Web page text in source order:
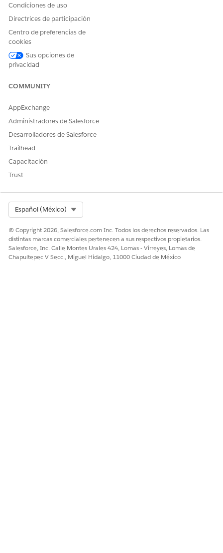
SeleccioneFSC/ManageBeneficiaries
Haga clic enNueva versión
Haga clic en
Activar versión
¡Háganos saber cómo podemos mejorar!
Condiciones de uso
Directrices de participación
Centro de preferencias de
cookies
Sus opciones de
privacidad
COMMUNITY
AppExchange
Administradores de Salesforce
Desarrolladores de Salesforce
Trailhead
Capacitación
Trust
Español (México)
© Copyright 2026, Salesforce.com Inc. Todos los derechos reservados. Las
distintas marcas comerciales pertenecen a sus respectivos propietarios.
Salesforce, Inc. Calle Montes Urales 424, Lomas - Virreyes, Lomas de
Chapultepec V Secc., Miguel Hidalgo, 11000 Ciudad de México